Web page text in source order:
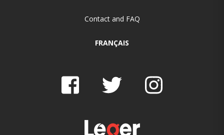
Contact and FAQ
FRANÇAIS